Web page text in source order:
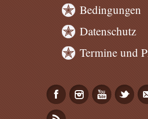
Bedingungen
Datenschutz
Termine und